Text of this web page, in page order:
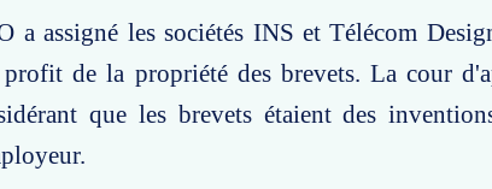
a assigné les sociétés INS et Télécom
de la propriété des brevets. La cour
que les brevets étaient des